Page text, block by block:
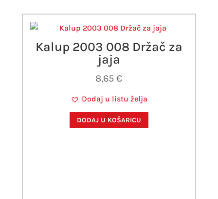
Kalup 2003 008 Držač za
jaja
8,65€
Dodaj u listu želja
DODAJ U KOŠARICU